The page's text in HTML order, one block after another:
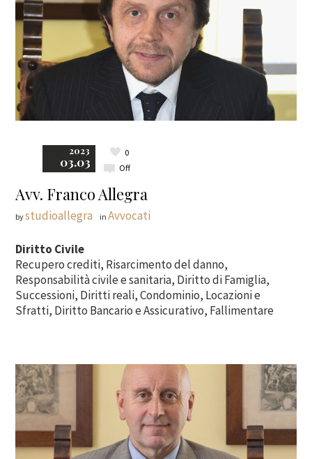
2023
03.03 Off
0
Avv. Franco Allegra
bystudioallegra inAvvocati
Diritto Civile
Recupero crediti, Risarcimento del danno,
Responsabilità civile e sanitaria, Diritto di Famiglia,
Successioni, Diritti reali, Condominio, Locazioni e
Sfratti, Diritto Bancario e Assicurativo, Fallimentare